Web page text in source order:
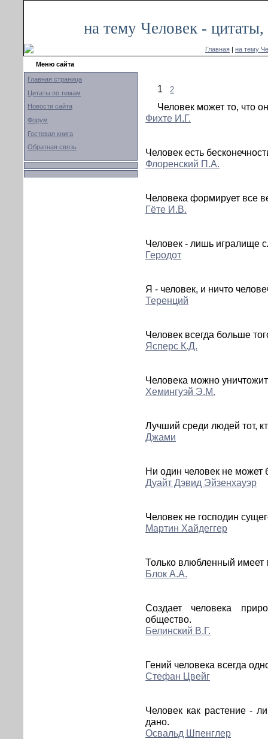
на тему Человек -
Главная | на тему
Меню сайта
Главная страница
Цитаты по темам
Новости сайта
Форум
Гостевая книга
Обратная связь
1 2
Человек может то, что
Фихте И.Г.
Человек есть
Флоренский П.А.
Человека формирует все
Гёте И.В.
Человек - лишь игралище
Геродот
Я - человек, и ничто
Теренций
Человек всегда больше
Ясперс К.Д.
Человека можно
Хемингуэй Э.М.
Лучший среди людей тот,
Джами
Ни один человек не может
Дуайт Дэвид Эйзенхауэр
Человек не господин
Мартин Хайдеггер
Только влюбленный имеет
Блок А.А.
Создает человека
общество.
Белинский В.Г.
Гений человека всегда
Стефан Цвейг
Человек как растение -
дано.
Освальд Шпенглер